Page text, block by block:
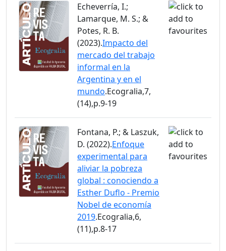
Echeverría, I.;
Lamarque, M. S.; &
Potes, R. B.
(2023).Impacto del
mercado del trabajo
informal en la
Argentina y en el
mundo.Ecogralia,7,
(14),p.9-19
Fontana, P.; & Laszuk,
D. (2022).Enfoque
experimental para
aliviar la pobreza
global : conociendo a
Esther Duflo - Premio
Nobel de economía
2019.Ecogralia,6,
(11),p.8-17